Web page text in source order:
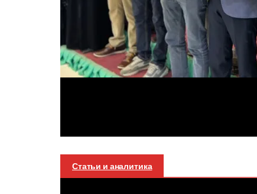
Статьи и аналитика